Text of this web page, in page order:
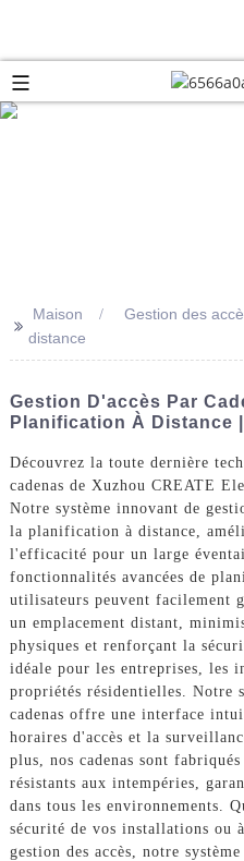
>> Maison
Gestion des
distance
Gestion D'accès Par
Planification À Distance
Découvrez la toute dernière
cadenas de Xuzhou CREATE
Notre système innovant de
la planification à distance,
l'efficacité pour un large
fonctionnalités avancées de
utilisateurs peuvent facilement
un emplacement distant,
physiques et renforçant la
idéale pour les entreprises, les
propriétés résidentielles. Notre
cadenas offre une interface
horaires d'accès et la
plus, nos cadenas sont
résistants aux intempéries,
dans tous les environnements.
sécurité de vos installations ou
gestion des accès, notre